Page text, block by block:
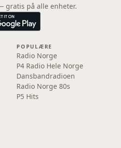
gratis på alle enheter.
POPULÆRE
Radio Norge
P4 Radio Hele Norge
Dansbandradioen
Radio Norge 80s
P5 Hits